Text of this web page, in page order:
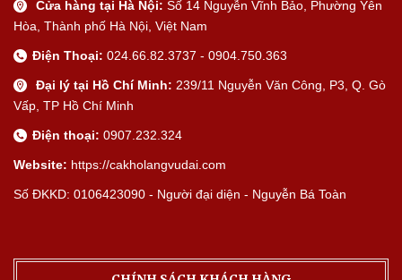
Cửa hàng tại Hà Nội: Số 14 Nguyễn Vĩnh Bảo, Phường Yên
Hòa, Thành phố Hà Nội, Việt Nam
Điện Thoại: 024.66.82.3737 - 0904.750.363
Đại lý tại Hồ Chí Minh: 239/11 Nguyễn Văn Công, P3, Q. Gò
Vấp, TP Hồ Chí Minh
Điện thoại: 0907.232.324
Website: https://cakholangvudai.com
Số ĐKKD: 0106423090 - Người đại diện - Nguyễn Bá Toàn